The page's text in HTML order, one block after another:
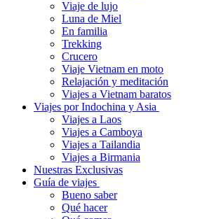
Viaje de lujo
Luna de Miel
En familia
Trekking
Crucero
Viaje Vietnam en moto
Relajación y meditación
Viajes a Vietnam baratos
Viajes por Indochina y Asia
Viajes a Laos
Viajes a Camboya
Viajes a Tailandia
Viajes a Birmania
Nuestras Exclusivas
Guía de viajes
Bueno saber
Qué hacer